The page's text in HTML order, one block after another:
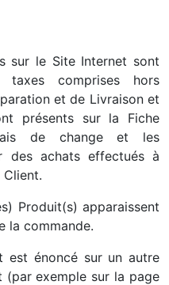
sur le Site Internet sont
comprises hors
et de Livraison et
présents sur la Fiche
de change et les
des achats effectués à
Produit(s) apparaissent
la commande.
est énoncé sur un autre
(par exemple sur la page